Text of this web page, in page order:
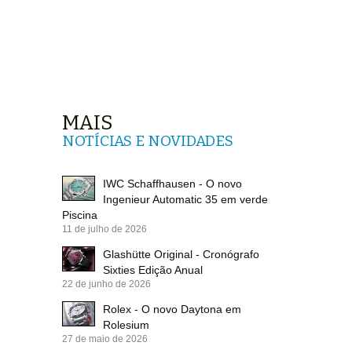
MAIS
NOTÍCIAS E NOVIDADES
IWC Schaffhausen - O novo
Ingenieur Automatic 35 em verde
Piscina
11 de julho de 2026
Glashütte Original - Cronógrafo
Sixties Edição Anual
22 de junho de 2026
Rolex - O novo Daytona em
Rolesium
27 de maio de 2026